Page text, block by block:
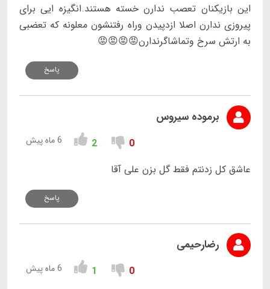
این بازیکنان تعصب ندارن خسته هستند.انگیزه ایی برای
پیروزی ندارن اصلا ازدپیدن وراه رفتنشون معلونه که تعضبی
به ارتش سرخ وتماشاگرندارن😡😡😡😡
پاسخ
برموده سیروس
0
2 6 ماه پیش
عاشق کل زدنتم فقط گل بزن علی آقا
پاسخ
رضارحیمی
0
1 6 ماه پیش